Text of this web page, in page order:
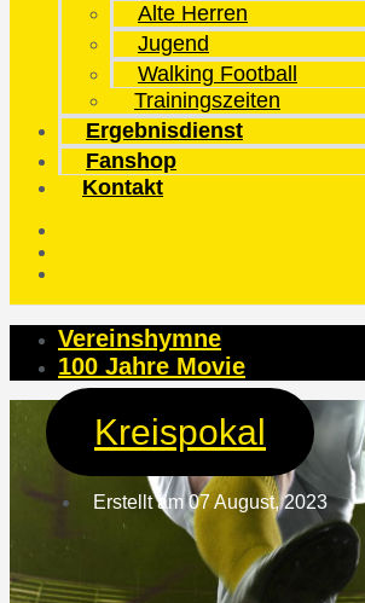
Alte Herren
Jugend
Walking Football
Trainingszeiten
Ergebnisdienst
Fanshop
Kontakt
Vereinshymne
100 Jahre Movie
Kreispokal
Erstellt am 07 August, 2023